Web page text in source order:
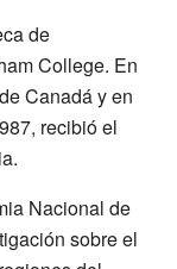
de
College. En
Canadá y en
recibió el
Nacional de
sobre el